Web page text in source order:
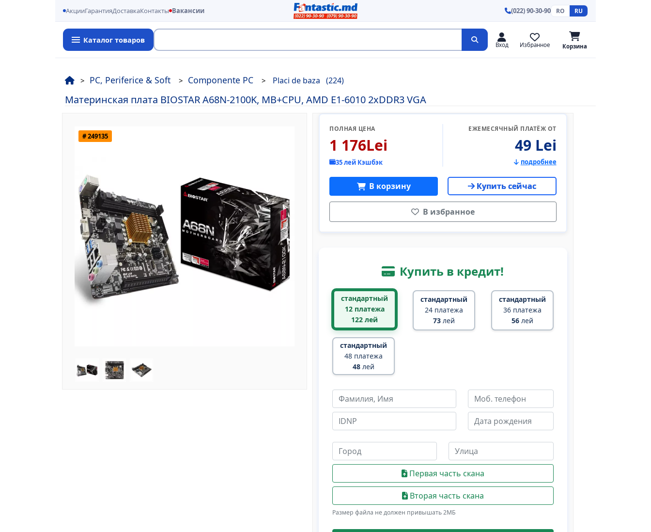
АкцииГарантияДоставкаКонтакты Вакансии (022) 90-30-90 RO RU
Каталог товаров
Вход Избранное Корзина
PC, Periferice & Soft Componente PC Placi de baza (224)
Материнская плата BIOSTAR A68N-2100K, MB+CPU, AMD E1-6010 2xDDR3 VGA
# 249135
ПОЛНАЯ ЦЕНА
1 176Lei
35 лей Кэшбэк
ЕЖЕМЕСЯЧНЫЙ ПЛАТЁЖ ОТ
49 Lei
подробнее
В корзину Купить сейчас
В избранное
Купить в кредит!
стандартный
12 платежа
122 лей
стандартный
24 платежа
73лей
стандартный
36 платежа
56лей
стандартный
48 платежа
48 лей
Первая часть скана
Вторая часть скана
Размер файла не должен привышать 2МБ